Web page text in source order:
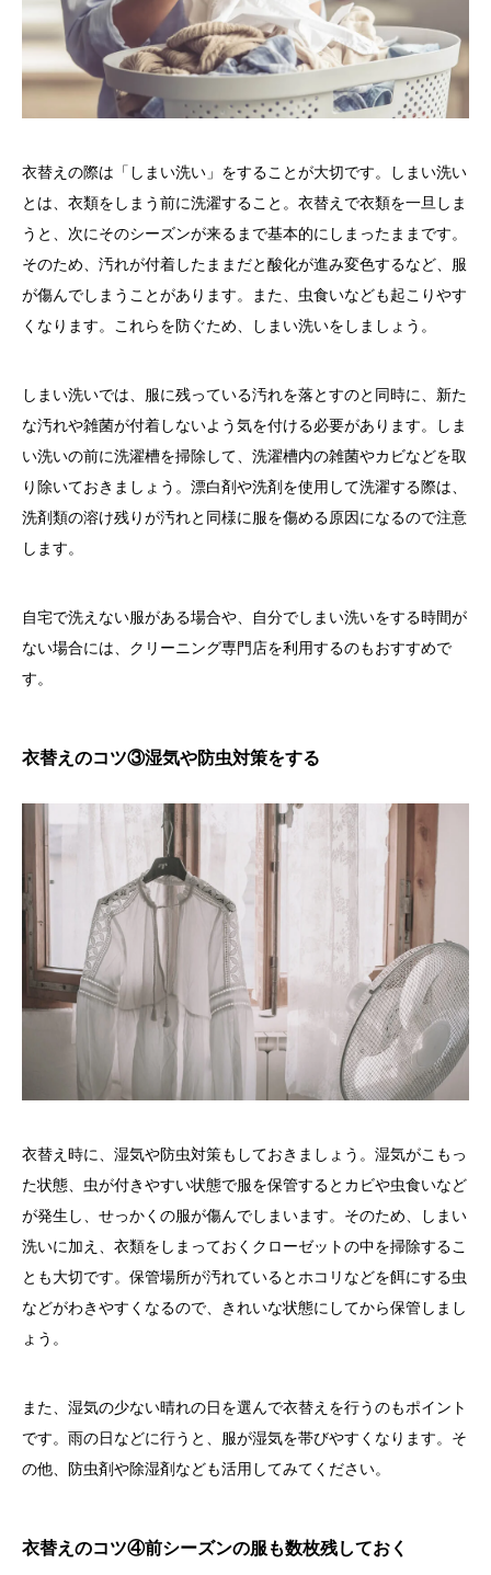
衣替えの際は「しまい洗い」をすることが大切です。しまい洗い
とは、衣類をしまう前に洗濯すること。衣替えで衣類を一旦しま
うと、次にそのシーズンが来るまで基本的にしまったままです。
そのため、汚れが付着したままだと酸化が進み変色するなど、服
が傷んでしまうことがあります。また、虫食いなども起こりやす
くなります。これらを防ぐため、しまい洗いをしましょう。
しまい洗いでは、服に残っている汚れを落とすのと同時に、新た
な汚れや雑菌が付着しないよう気を付ける必要があります。しま
い洗いの前に洗濯槽を掃除して、洗濯槽内の雑菌やカビなどを取
り除いておきましょう。漂白剤や洗剤を使用して洗濯する際は、
洗剤類の溶け残りが汚れと同様に服を傷める原因になるので注意
します。
自宅で洗えない服がある場合や、自分でしまい洗いをする時間が
ない場合には、クリーニング専門店を利用するのもおすすめで
す。
衣替えのコツ③湿気や防虫対策をする
衣替え時に、湿気や防虫対策もしておきましょう。湿気がこもっ
た状態、虫が付きやすい状態で服を保管するとカビや虫食いなど
が発生し、せっかくの服が傷んでしまいます。そのため、しまい
洗いに加え、衣類をしまっておくクローゼットの中を掃除するこ
とも大切です。保管場所が汚れているとホコリなどを餌にする虫
などがわきやすくなるので、きれいな状態にしてから保管しまし
ょう。
また、湿気の少ない晴れの日を選んで衣替えを行うのもポイント
です。雨の日などに行うと、服が湿気を帯びやすくなります。そ
の他、防虫剤や除湿剤なども活用してみてください。
衣替えのコツ④前シーズンの服も数枚残しておく